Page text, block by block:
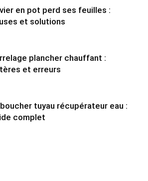
en pot perd ses feuilles :
et solutions
plancher chauffant :
et erreurs
tuyau récupérateur eau :
complet